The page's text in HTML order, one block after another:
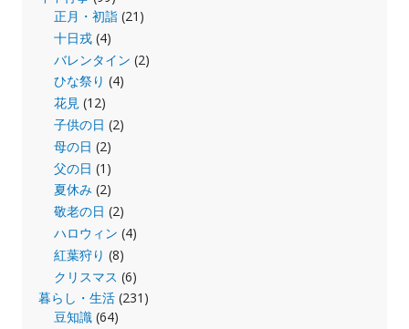
正月・初詣 (21)
十日戎 (4)
バレンタイン (2)
ひな祭り (4)
花見 (12)
子供の日 (2)
母の日 (2)
父の日 (1)
夏休み (2)
敬老の日 (2)
ハロウィン (4)
紅葉狩り (8)
クリスマス (6)
暮らし・生活(231)
豆知識 (64)